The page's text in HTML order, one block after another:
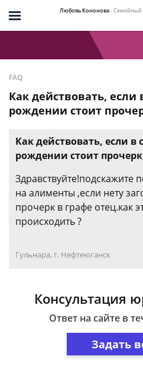
Любовь Кононова- Семейный
FAQ
Как действовать, если
рождении стоит
Как действовать, если в
рождении стоит
Здравствуйте!подскажите
на алименты ,если нету
прочерк в графе отец.как
происходить ?
Гульнара, г. Нефтеюганск
Консультация
Ответ на сайте в
Задать